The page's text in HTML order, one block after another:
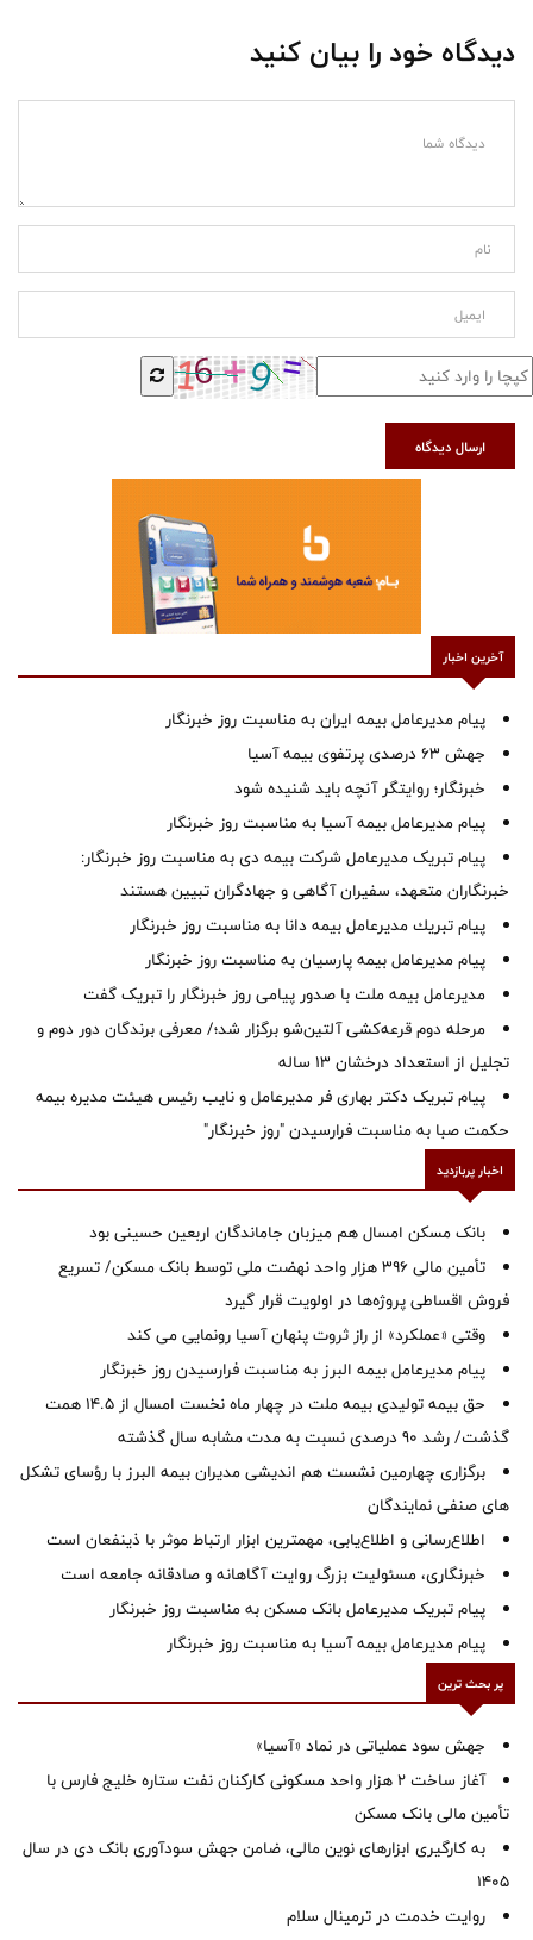
دیدگاه خود را بیان کنید
ارسال دیدگاه
آخرین اخبار
پیام مدیرعامل بیمه ایران به مناسبت روز خبرنگار
جهش ۶۳ درصدی پرتفوی بیمه آسیا
خبرنگار؛ روایتگر آنچه باید شنیده شود
پیام مدیرعامل بیمه آسیا به مناسبت روز خبرنگار
پیام تبریک مدیرعامل شرکت بیمه دی به مناسبت روز خبرنگار:
خبرنگاران متعهد، سفیران آگاهی و جهادگران تبیین هستند
پیام ‌تبریك‌ مدیرعامل بیمه دانا به مناسبت روز خبرنگار
پیام مدیرعامل بیمه پارسیان به مناسبت روز خبرنگار
مدیرعامل بیمه ملت با صدور پیامی روز خبرنگار را تبریک گفت
مرحله دوم قرعه‌کشی آلتین‌شو برگزار شد؛/ معرفی برندگان دور دوم و
تجلیل از استعداد درخشان ۱۳ ساله
پیام تبریک دکتر بهاری فر مدیرعامل و نایب رئیس هیئت مدیره بیمه
حکمت صبا به مناسبت فرارسیدن "روز خبرنگار"
اخبار پربازدید
بانک مسکن امسال هم میزبان جاماندگان اربعین حسینی بود
تأمین مالی ۳۹۶ هزار واحد نهضت ملی توسط بانک مسکن/ تسریع
فروش اقساطی پروژه‌ها در اولویت قرار گیرد
وقتی «عملکرد» از راز ثروت پنهان آسیا رونمایی می کند
پیام مدیرعامل بیمه البرز به مناسبت فرارسیدن روز خبرنگار
حق بیمه تولیدی بیمه ملت در چهار ماه نخست امسال از 14.5 همت
گذشت/ رشد 90 درصدی نسبت به مدت مشابه سال گذشته
برگزاری چهارمین نشست هم اندیشی مدیران بیمه البرز با رؤسای تشکل
های صنفی نمایندگان
اطلاع‌رسانی و اطلاع‌یابی، مهمترین ابزار ارتباط موثر با ذینفعان است
خبرنگاری، مسئولیت بزرگ روایت آگاهانه و صادقانه جامعه است
پیام تبریک مدیرعامل بانک مسکن به مناسبت روز خبرنگار
پیام مدیرعامل بیمه آسیا به مناسبت روز خبرنگار
پر بحث ترین
جهش سود عملیاتی در نماد «آسیا»
آغاز ساخت ۲ هزار واحد مسکونی کارکنان نفت ستاره خلیج فارس با
تأمین مالی بانک مسکن
به کارگیری ابزارهای نوین مالی، ضامن جهش سودآوری بانک دی در سال
1405
روایت خدمت در ترمینال سلام